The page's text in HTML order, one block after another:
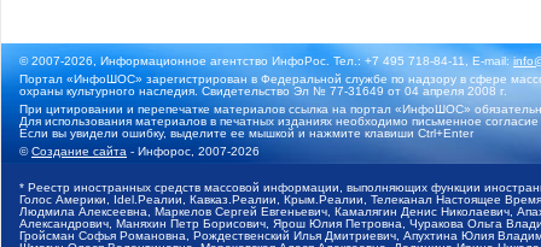
© 2007-2026, Информационное агентство ИнфоРос. Тел.: +7 495 718-84-11, E-mail:
Портал «ИнфоШОС» зарегистрирован в Федеральной службе по надзору в сфере
охраны культурного наследия. Свидетельство Эл № 77-31649 от 04 апреля 2008 г.
При цитировании и перепечатке материалов ссылка на портал «ИнфоШОС»
Для использования материалов в печатных изданиях необходимо письменное
Если вы увидели ошибку, выделите ее мышкой и нажмите клавиши Ctrl+Enter
©Создание сайта - Инфорос, 2007-2026
* Реестр иностранных средств массовой информации, выполняющих функции
Голос Америки, Idel.Реалии, Кавказ.Реалии, Крым.Реалии, Телеканал Настоящее
Людмила Алексеевна, Маркелов Сергей Евгеньевич, Камалягин Денис Николаевич,
Александрович, Маняхин Петр Борисович, Ярош Юлия Петровна, Чуракова Ольга
Гройсман Софья Романовна, Рождественский Илья Дмитриевич, Апухтина Юлия